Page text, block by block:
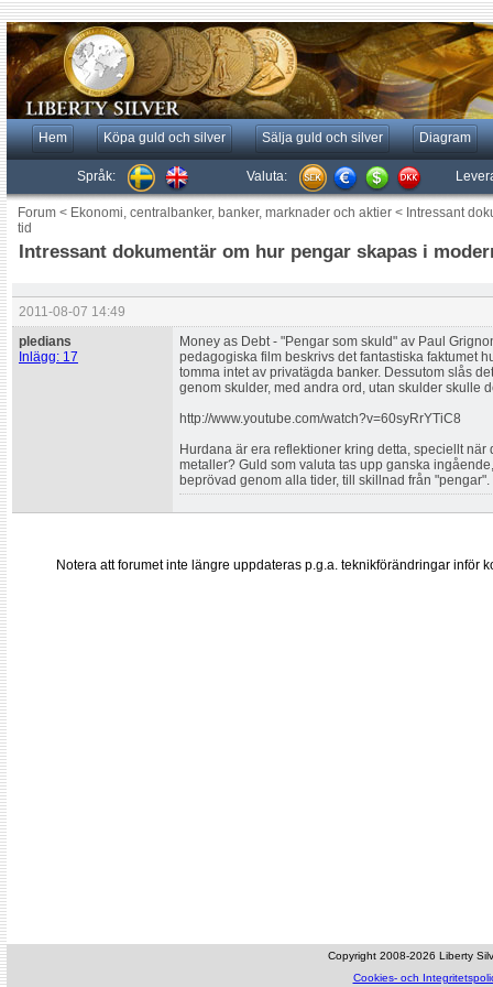
Hem Köpa guld och silver Sälja guld och silver Diagram
Språk: Valuta:
Forum < Ekonomi, centralbanker, banker, marknader och aktier < Intressant
tid
Intressant dokumentär om hur pengar skapas i
2011-08-07 14:49
pledians
Inlägg: 17
Money as Debt - "Pengar som skuld" av Paul
pedagogiska film beskrivs det fantastiska faktumet
tomma intet av privatägda banker. Dessutom slås
genom skulder, med andra ord, utan skulder skulle
http://www.youtube.com/watch?v=60syRrYTiC8
Hurdana är era reflektioner kring detta, speciellt
metaller? Guld som valuta tas upp ganska
beprövad genom alla tider, till skillnad från "pengar".
Notera att forumet inte längre uppdateras p.g.a. teknikförändringar inför
Copyright 2008-2026 Liberty
Cookies- och